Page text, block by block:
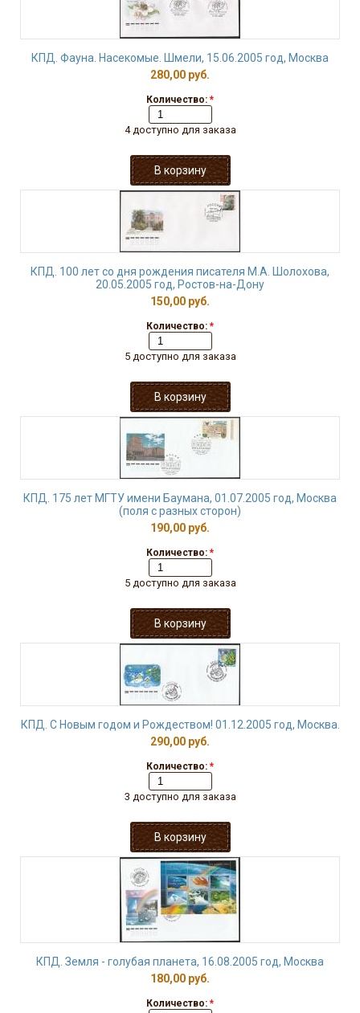
КПД. Фауна. Насекомые. Шмели, 15.06.2005 год, Москва
280,00 руб.
Количество: *
4 доступно для заказа
КПД. 100 лет со дня рождения писателя М.А. Шолохова,
20.05.2005 год, Ростов-на-Дону
150,00 руб.
Количество: *
5 доступно для заказа
КПД. 175 лет МГТУ имени Баумана, 01.07.2005 год, Москва
(поля с разных сторон)
190,00 руб.
Количество: *
5 доступно для заказа
КПД. С Новым годом и Рождеством! 01.12.2005 год, Москва.
290,00 руб.
Количество: *
3 доступно для заказа
КПД. Земля - голубая планета, 16.08.2005 год, Москва
180,00 руб.
Количество: *